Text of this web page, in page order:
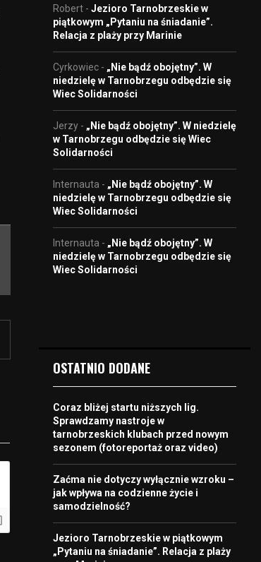
Robert - Jezioro Tarnobrzeskie w
piątkowym „Pytaniu na śniadanie”.
Relacja z plaży przy Marinie
Cyrkowiec - „Nie bądź obojętny”. W
niedzielę w Tarnobrzegu odbędzie się
Wiec Solidarności
Jerzy - „Nie bądź obojętny”. W niedzielę
w Tarnobrzegu odbędzie się Wiec
Solidarności
Internauta - „Nie bądź obojętny”. W
niedzielę w Tarnobrzegu odbędzie się
Wiec Solidarności
Internauta - „Nie bądź obojętny”. W
niedzielę w Tarnobrzegu odbędzie się
Wiec Solidarności
OSTATNIO DODANE
Coraz bliżej startu niższych lig.
Sprawdzamy nastroje w
tarnobrzeskich klubach przed nowym
sezonem (fotoreportaż oraz video)
Zaćma nie dotyczy wyłącznie wzroku –
jak wpływa na codzienne życie i
samodzielność?
Jezioro Tarnobrzeskie w piątkowym
„Pytaniu na śniadanie”. Relacja z plaży